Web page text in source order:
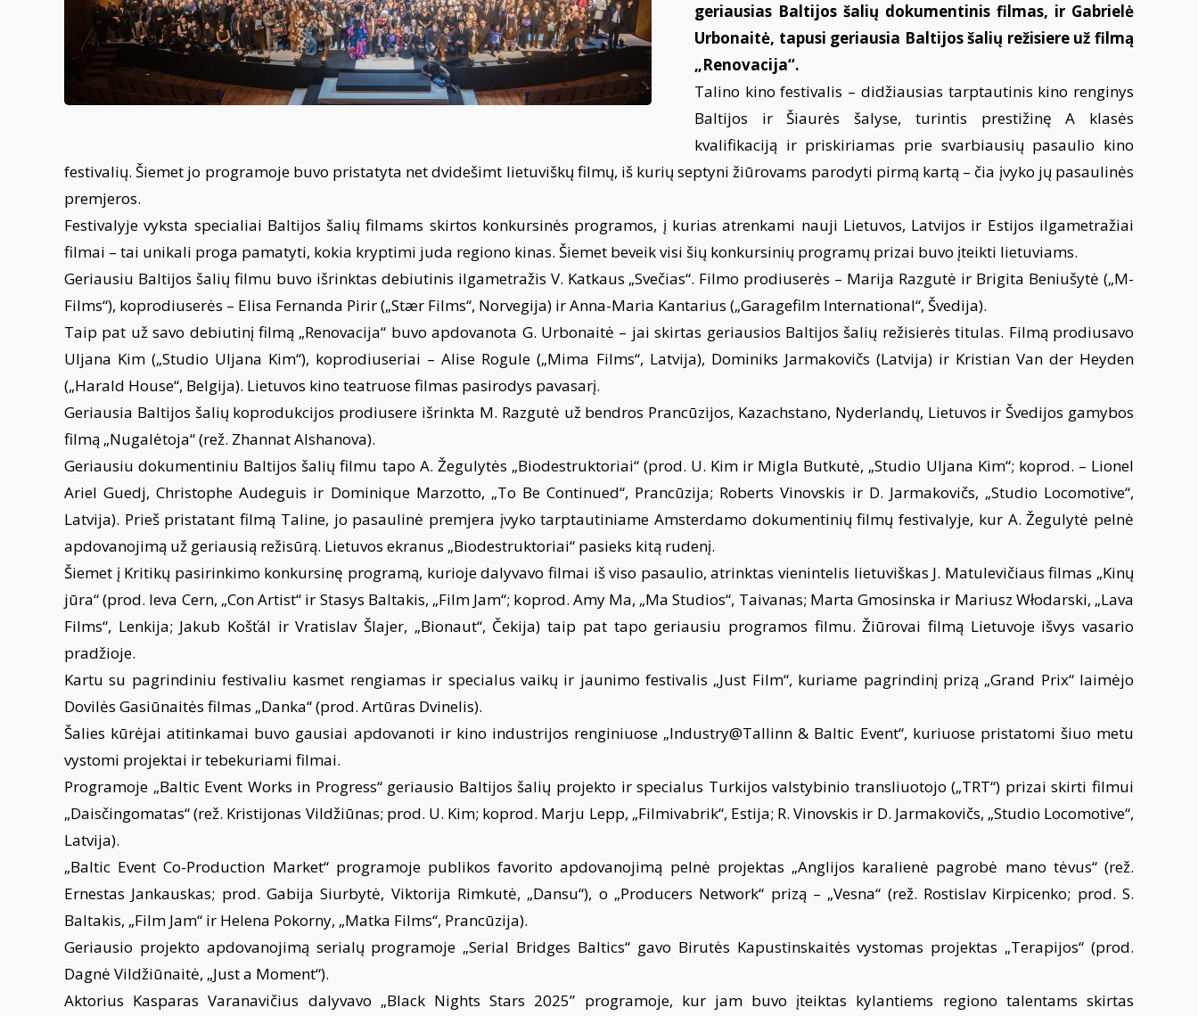
geriausias Baltijos šalių dokumentinis filmas, ir Gabrielė
Urbonaitė, tapusi geriausia Baltijos šalių režisiere už filmą
„Renovacija“.
Talino kino festivalis – didžiausias tarptautinis kino renginys
Baltijos ir Šiaurės šalyse, turintis prestižinę A klasės
kvalifikaciją ir priskiriamas prie svarbiausių pasaulio kino
festivalių. Šiemet jo programoje buvo pristatyta net dvidešimt lietuviškų filmų, iš kurių septyni žiūrovams parodyti pirmą kartą – čia įvyko jų pasaulinės
premjeros.
Festivalyje vyksta specialiai Baltijos šalių filmams skirtos konkursinės programos, į kurias atrenkami nauji Lietuvos, Latvijos ir Estijos ilgametražiai
filmai – tai unikali proga pamatyti, kokia kryptimi juda regiono kinas. Šiemet beveik visi šių konkursinių programų prizai buvo įteikti lietuviams.
Geriausiu Baltijos šalių filmu buvo išrinktas debiutinis ilgametražis V. Katkaus „Svečias“. Filmo prodiuserės – Marija Razgutė ir Brigita Beniušytė („M-
Films“), koprodiuserės – Elisa Fernanda Pirir („Stær Films“, Norvegija) ir Anna-Maria Kantarius („Garagefilm International“, Švedija).
Taip pat už savo debiutinį filmą „Renovacija“ buvo apdovanota G. Urbonaitė – jai skirtas geriausios Baltijos šalių režisierės titulas. Filmą prodiusavo
Uljana Kim („Studio Uljana Kim“), koprodiuseriai – Alise Rogule („Mima Films“, Latvija), Dominiks Jarmakovičs (Latvija) ir Kristian Van der Heyden
(„Harald House“, Belgija). Lietuvos kino teatruose filmas pasirodys pavasarį.
Geriausia Baltijos šalių koprodukcijos prodiusere išrinkta M. Razgutė už bendros Prancūzijos, Kazachstano, Nyderlandų, Lietuvos ir Švedijos gamybos
filmą „Nugalėtoja“ (rež. Zhannat Alshanova).
Geriausiu dokumentiniu Baltijos šalių filmu tapo A. Žegulytės „Biodestruktoriai“ (prod. U. Kim ir Migla Butkutė, „Studio Uljana Kim“; koprod. – Lionel
Ariel Guedj, Christophe Audeguis ir Dominique Marzotto, „To Be Continued“, Prancūzija; Roberts Vinovskis ir D. Jarmakovičs, „Studio Locomotive“,
Latvija). Prieš pristatant filmą Taline, jo pasaulinė premjera įvyko tarptautiniame Amsterdamo dokumentinių filmų festivalyje, kur A. Žegulytė pelnė
apdovanojimą už geriausią režisūrą. Lietuvos ekranus „Biodestruktoriai“ pasieks kitą rudenį.
Šiemet į Kritikų pasirinkimo konkursinę programą, kurioje dalyvavo filmai iš viso pasaulio, atrinktas vienintelis lietuviškas J. Matulevičiaus filmas „Kinų
jūra“ (prod. Ieva Cern, „Con Artist“ ir Stasys Baltakis, „Film Jam“; koprod. Amy Ma, „Ma Studios“, Taivanas; Marta Gmosinska ir Mariusz Włodarski, „Lava
Films“, Lenkija; Jakub Košťál ir Vratislav Šlajer, „Bionaut“, Čekija) taip pat tapo geriausiu programos filmu. Žiūrovai filmą Lietuvoje išvys vasario
pradžioje.
Kartu su pagrindiniu festivaliu kasmet rengiamas ir specialus vaikų ir jaunimo festivalis „Just Film“, kuriame pagrindinį prizą „Grand Prix“ laimėjo
Dovilės Gasiūnaitės filmas „Danka“ (prod. Artūras Dvinelis).
Šalies kūrėjai atitinkamai buvo gausiai apdovanoti ir kino industrijos renginiuose „Industry@Tallinn & Baltic Event“, kuriuose pristatomi šiuo metu
vystomi projektai ir tebekuriami filmai.
Programoje „Baltic Event Works in Progress“ geriausio Baltijos šalių projekto ir specialus Turkijos valstybinio transliuotojo („TRT“) prizai skirti filmui
„Daisčingomatas“ (rež. Kristijonas Vildžiūnas; prod. U. Kim; koprod. Marju Lepp, „Filmivabrik“, Estija; R. Vinovskis ir D. Jarmakovičs, „Studio Locomotive“,
Latvija).
„Baltic Event Co-Production Market“ programoje publikos favorito apdovanojimą pelnė projektas „Anglijos karalienė pagrobė mano tėvus“ (rež.
Ernestas Jankauskas; prod. Gabija Siurbytė, Viktorija Rimkutė, „Dansu“), o „Producers Network“ prizą – „Vesna“ (rež. Rostislav Kirpicenko; prod. S.
Baltakis, „Film Jam“ ir Helena Pokorny, „Matka Films“, Prancūzija).
Geriausio projekto apdovanojimą serialų programoje „Serial Bridges Baltics“ gavo Birutės Kapustinskaitės vystomas projektas „Terapijos“ (prod.
Dagnė Vildžiūnaitė, „Just a Moment“).
Aktorius Kasparas Varanavičius dalyvavo „Black Nights Stars 2025” programoje, kur jam buvo įteiktas kylantiems regiono talentams skirtas